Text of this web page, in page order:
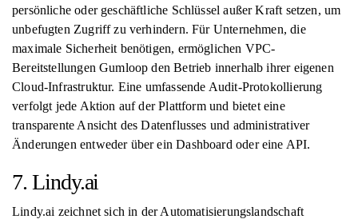
persönliche oder geschäftliche Schlüssel außer Kraft setzen, um
unbefugten Zugriff zu verhindern. Für Unternehmen, die
maximale Sicherheit benötigen, ermöglichen VPC-
Bereitstellungen Gumloop den Betrieb innerhalb ihrer eigenen
Cloud-Infrastruktur. Eine umfassende Audit-Protokollierung
verfolgt jede Aktion auf der Plattform und bietet eine
transparente Ansicht des Datenflusses und administrativer
Änderungen entweder über ein Dashboard oder eine API.
7. Lindy.ai
Lindy.ai zeichnet sich in der Automatisierungslandschaft